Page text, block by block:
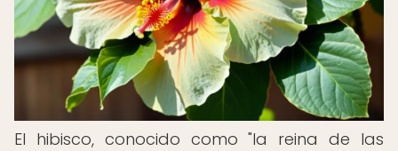
El hibisco, conocido como "la reina de las